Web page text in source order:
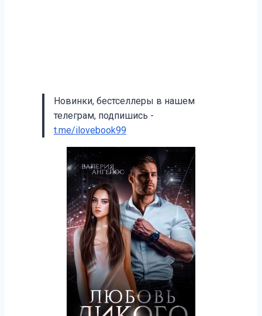
Новинки, бестселлеры в нашем
телеграм, подпишись -
t.me/ilovebook99